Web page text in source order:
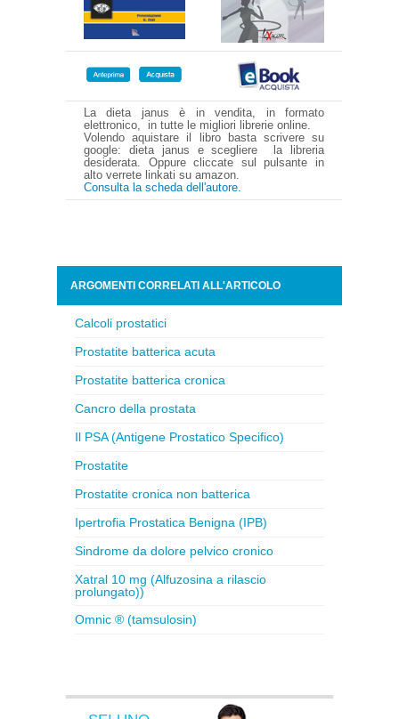
La dieta janus è in vendita, in formato
elettronico, in tutte le migliori librerie online.
Volendo aquistare il libro basta scrivere su
google: dieta janus e scegliere la libreria
desiderata. Oppure cliccate sul pulsante in
alto verrete linkati su amazon.
Consulta la scheda dell'autore.
ARGOMENTI CORRELATI ALL'ARTICOLO
Calcoli prostatici
Prostatite batterica acuta
Prostatite batterica cronica
Cancro della prostata
Il PSA (Antigene Prostatico Specifico)
Prostatite
Prostatite cronica non batterica
Ipertrofia Prostatica Benigna (IPB)
Sindrome da dolore pelvico cronico
Xatral 10 mg (Alfuzosina a rilascio
prolungato))
Omnic ® (tamsulosin)